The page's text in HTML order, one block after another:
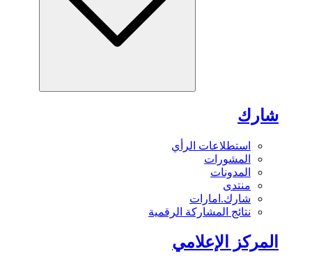
شارك
استطلاعات الرأي
المشورات
المدونات
منتدى
شارك.امارات
نتائج المشاركة الرقمية
المركز الإعلامي